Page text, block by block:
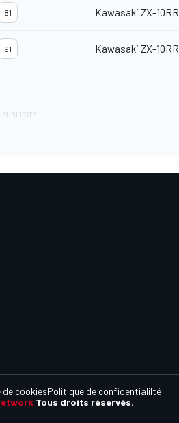
81 Kawasaki ZX-10RR
91 Kawasaki ZX-10RR
Tous droits réservés.
cookiesPolitique de confidentialilté